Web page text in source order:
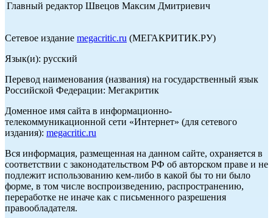
Главный редактор Швецов Максим Дмитриевич
Сетевое издание megacritic.ru (МЕГАКРИТИК.РУ)
Язык(и): русский
Перевод наименования (названия) на государственный язык
Российской Федерации: Мегакритик
Доменное имя сайта в информационно-
телекоммуникационной сети «Интернет» (для сетевого
издания): megacritic.ru
Вся информация, размещенная на данном сайте, охраняется в
соответствии с законодательством РФ об авторском праве и не
подлежит использованию кем-либо в какой бы то ни было
форме, в том числе воспроизведению, распространению,
переработке не иначе как с письменного разрешения
правообладателя.